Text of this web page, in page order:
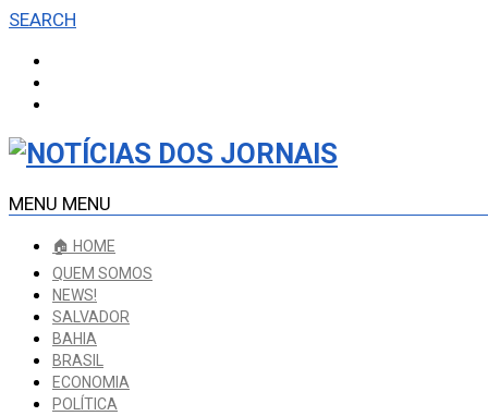
SEARCH
MENU MENU
🏠 HOME
QUEM SOMOS
NEWS!
SALVADOR
BAHIA
BRASIL
ECONOMIA
POLÍTICA